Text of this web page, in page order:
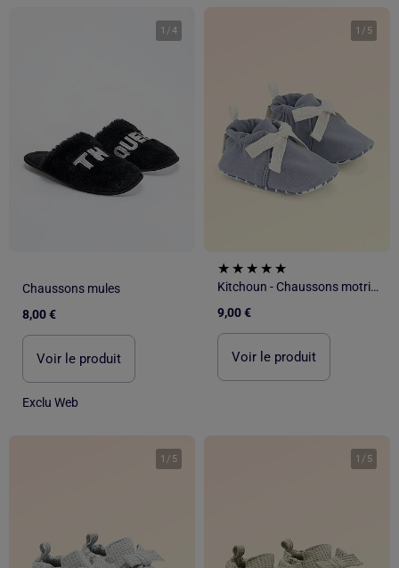
1 /4
Chaussons mules
8,00 €
Voir le produit
Exclu Web
1 / 5
Kitchoun - Chaussons motricité 1 'se retourner'
9,00 €
Voir le produit
1 / 5 1 / 5